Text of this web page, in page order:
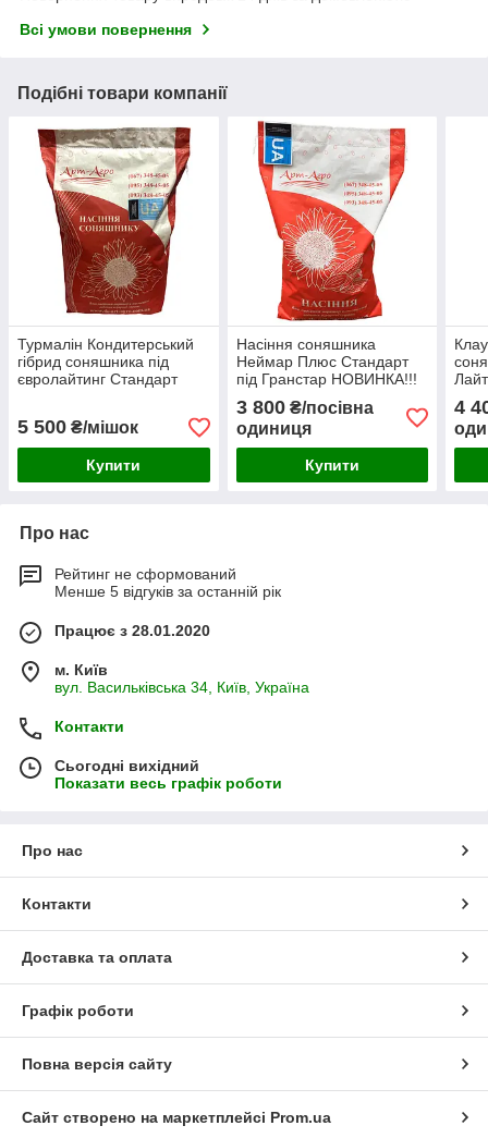
Всі умови повернення
Подібні товари компанії
Турмалін Кондитерський
гібрид соняшника під
євролайтинг Стандарт
5 500 ₴/мішок
Купити
Насіння соняшника
Неймар Плюс Стандарт
під Гранстар НОВИНКА!!!
3 800₴/посівна
одиниця
Купити
4
Про нас
Рейтинг не сформований
Менше 5 відгуків за останній рік
Працює з 28.01.2020
м. Київ
вул. Васильківська 34, Київ, Україна
Контакти
Сьогодні вихідний
Показати весь графік роботи
Про нас
Контакти
Доставка та оплата
Графік роботи
Повна версія сайту
Сайт створено на маркетплейсі Prom.ua